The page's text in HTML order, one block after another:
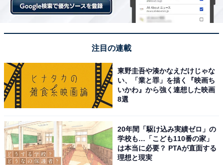
注目の連載
東野圭吾や湊かなえだけじゃな
い、「業と罪」を描く『映画ち
いかわ』から強く連想した映画
8選
20年間「駆け込み実績ゼロ」の
学校も…「こども110番の家」
は本当に必要？ PTAが直面する
理想と現実